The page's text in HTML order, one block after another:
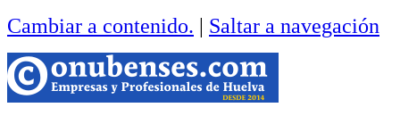
Cambiar a contenido. | Saltar a navegación